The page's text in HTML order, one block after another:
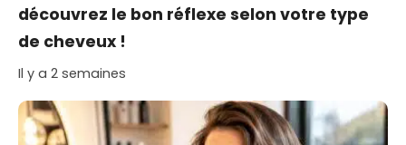
découvrez le bon réflexe selon votre type
de cheveux !
Il y a 2 semaines